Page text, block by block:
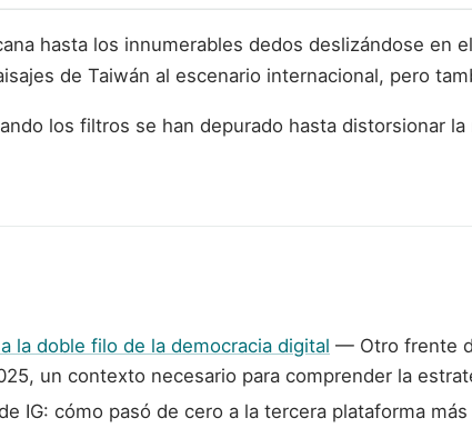
hasta los innumerables dedos deslizándose
de Taiwán al escenario internacional, pero
los filtros se han depurado hasta distorsionar
la doble filo de la democracia digital — Otro frente
un contexto necesario para comprender la
IG: cómo pasó de cero a la tercera plataforma